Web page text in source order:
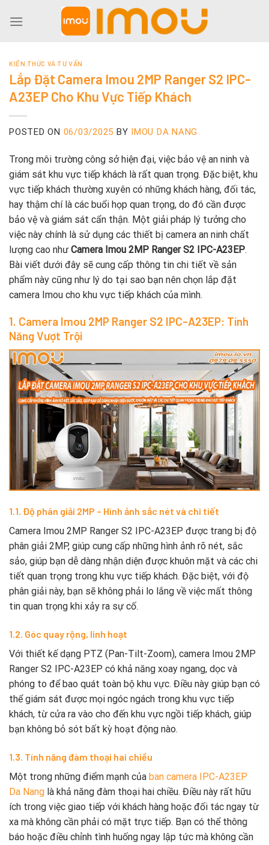
KIẾN THỨC VÀ TƯ VẤN
Lắp Đặt Camera Imou 2MP Ranger S2 IPC-
A23EP Cho Khu Vực Tiếp Khách
POSTED ON 06/03/2025 BY IMOU DA NANG
Trong môi trường công sở hiện đại, việc bảo vệ an ninh và
giám sát khu vực tiếp khách là rất quan trọng. Đặc biệt, khu
vực tiếp khách thường xuyên có những khách hàng, đối tác,
hay thậm chí là các buổi họp quan trọng, do đó cần được
bảo vệ và giám sát cẩn thận. Một giải pháp lý tưởng cho
việc này chính là sử dụng các thiết bị camera an ninh chất
lượng cao như Camera Imou 2MP Ranger S2 IPC-A23EP.
Bài viết dưới đây sẽ cung cấp thông tin chi tiết về sản
phẩm này cũng như lý do tại sao bạn nên chọn lắp đặt
camera Imou cho khu vực tiếp khách của mình.
1. Camera Imou 2MP Ranger S2 IPC-A23EP: Tính
Năng Vượt Trội
1.1. Độ phân giải 2MP – Hình ảnh sắc nét và chi tiết
Camera Imou 2MP Ranger S2 IPC-A23EP được trang bị độ
phân giải 2MP, giúp cung cấp những hình ảnh rõ nét, sắc
sảo, giúp bạn dễ dàng nhận diện được khuôn mặt và các chi
tiết quan trọng trong khu vực tiếp khách. Đặc biệt, với độ
phân giải này, bạn sẽ không phải lo lắng về việc mất thông
tin quan trọng khi xảy ra sự cố.
1.2. Góc quay rộng, linh hoạt
Với thiết kế dạng PTZ (Pan-Tilt-Zoom), camera Imou 2MP
Ranger S2 IPC-A23EP có khả năng xoay ngang, dọc và
phóng to để bao quát toàn bộ khu vực. Điều này giúp bạn có
thể giám sát được mọi ngóc ngách trong khu vực tiếp
khách, từ cửa ra vào cho đến khu vực ngồi tiếp khách, giúp
bạn không bỏ sót bất kỳ hoạt động nào.
1.3. Tính năng đàm thoại hai chiều
Một trong những điểm mạnh của ban camera IPC-A23EP
Da Nang là khả năng đàm thoại hai chiều. Điều này rất hữu
ích trong việc giao tiếp với khách hàng hoặc đối tác ngay từ
xa mà không cần phải có mặt trực tiếp. Bạn có thể thông
báo hoặc điều chỉnh tình huống ngay lập tức mà không cần